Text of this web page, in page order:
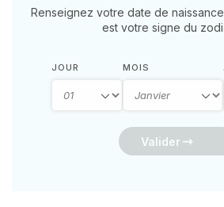
Renseignez votre date de
est votre signe du
JOUR MOIS
Valider